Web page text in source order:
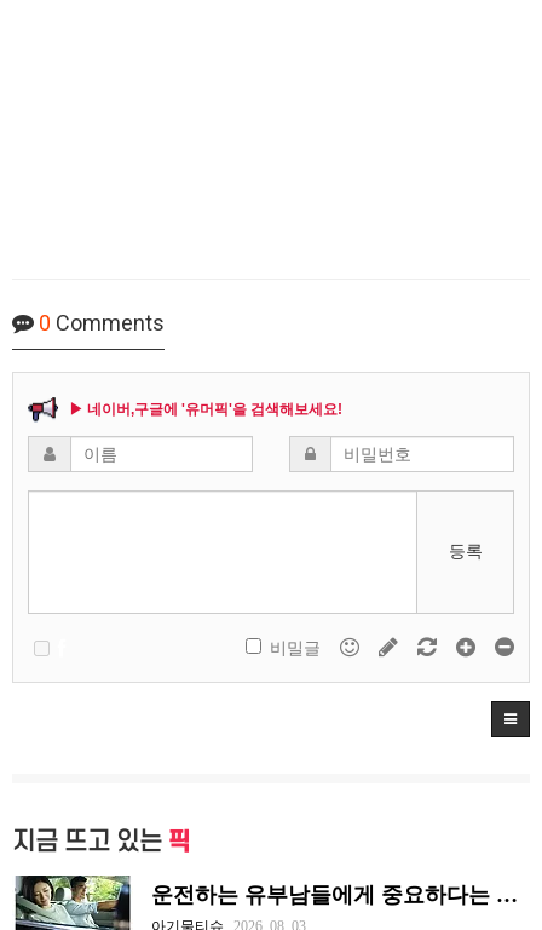
0 Comments
▶ 네이버,구글에 '유머픽'을 검색해보세요!
등록
비밀글
지금 뜨고 있는 픽
운전하는 유부남들에게 중요하다는 조수석 매너
아기물티슈 2026. 08. 03.